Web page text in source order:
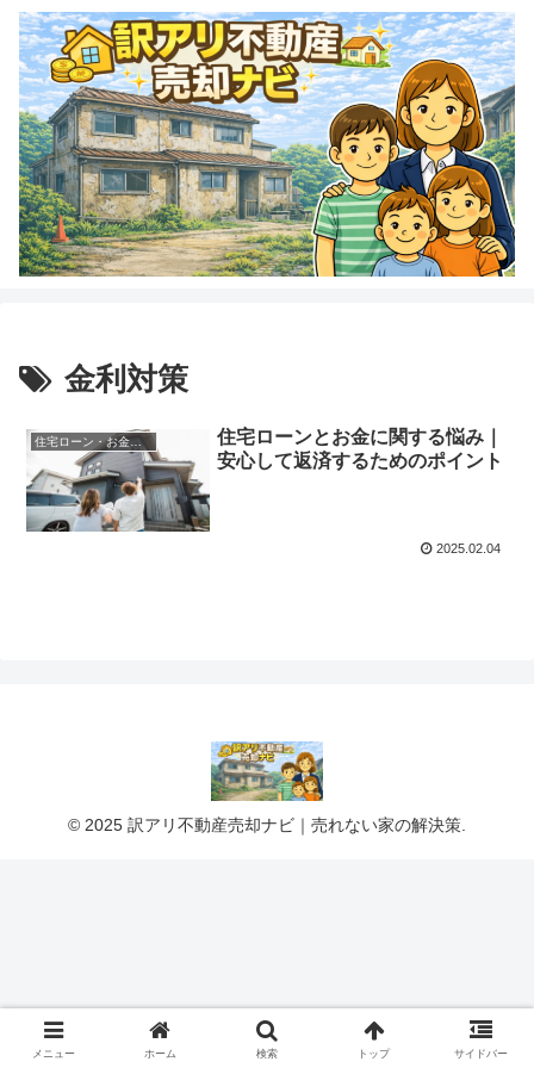
金利対策
住宅ローン・お金に関する悩み
住宅ローンとお金に関する悩み｜
安心して返済するためのポイント
2025.02.04
© 2025 訳アリ不動産売却ナビ｜売れない家の解決策.
メニュー ホーム 検索 トップ サイドバー